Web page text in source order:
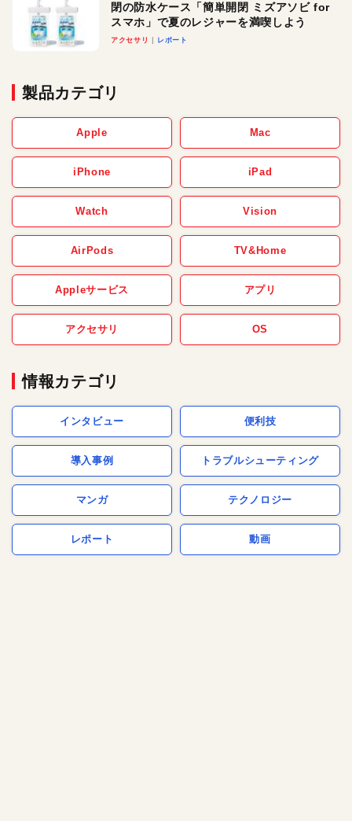
閉の防水ケース「簡単開閉 ミズアソビ for
スマホ」で夏のレジャーを満喫しよう
アクセサリ レポート
製品カテゴリ
Apple Mac
iPhone iPad
Watch Vision
AirPods TV&Home
Appleサービス アプリ
アクセサリ OS
情報カテゴリ
インタビュー 便利技
導入事例 トラブルシューティング
マンガ テクノロジー
レポート 動画